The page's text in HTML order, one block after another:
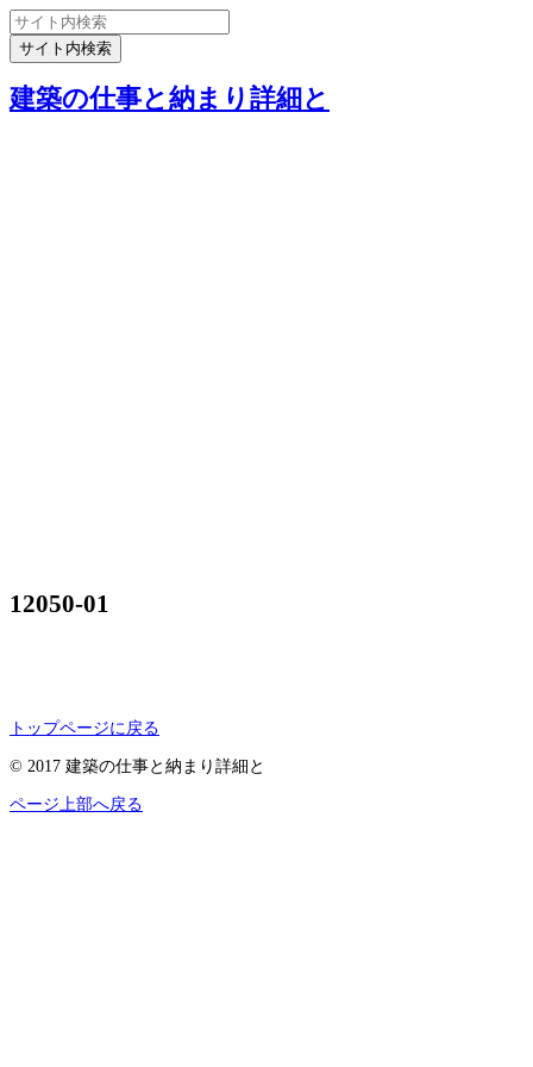
建築の仕事と納まり詳細と
12050-01
トップページに戻る
© 2017 建築の仕事と納まり詳細と
ページ上部へ戻る